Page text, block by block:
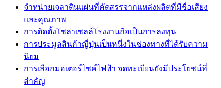
จำหน่ายเจลาตินแผ่นที่คัดสรรจากแหล่งผลิตที่มีชื่อเสียง
และคุณภาพ
การติดตั้งโซล่าเซลล์โรงงานถือเป็นการลงทุน
การประมูลสินค้าญี่ปุ่นเป็นหนึ่งในช่องทางที่ได้รับความ
นิยม
การเลือกมอเตอร์ไซค์ไฟฟ้า จดทะเบียนยังมีประโยชน์ที่
สำคัญ